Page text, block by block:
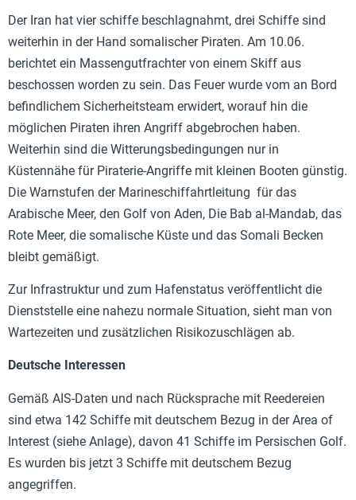
Der Iran hat vier schiffe beschlagnahmt, drei Schiffe sind
weiterhin in der Hand somalischer Piraten. Am 10.06.
berichtet ein Massengutfrachter von einem Skiff aus
beschossen worden zu sein. Das Feuer wurde vom an Bord
befindlichem Sicherheitsteam erwidert, worauf hin die
möglichen Piraten ihren Angriff abgebrochen haben.
Weiterhin sind die Witterungsbedingungen nur in
Küstennähe für Piraterie-Angriffe mit kleinen Booten günstig.
Die Warnstufen der Marineschiffahrtleitung für das
Arabische Meer, den Golf von Aden, Die Bab al-Mandab, das
Rote Meer, die somalische Küste und das Somali Becken
bleibt gemäßigt.
Zur Infrastruktur und zum Hafenstatus veröffentlicht die
Dienststelle eine nahezu normale Situation, sieht man von
Wartezeiten und zusätzlichen Risikozuschlägen ab.
Deutsche Interessen
Gemäß AIS-Daten und nach Rücksprache mit Reedereien
sind etwa 142 Schiffe mit deutschem Bezug in der Area of
Interest (siehe Anlage), davon 41 Schiffe im Persischen Golf.
Es wurden bis jetzt 3 Schiffe mit deutschem Bezug
angegriffen.